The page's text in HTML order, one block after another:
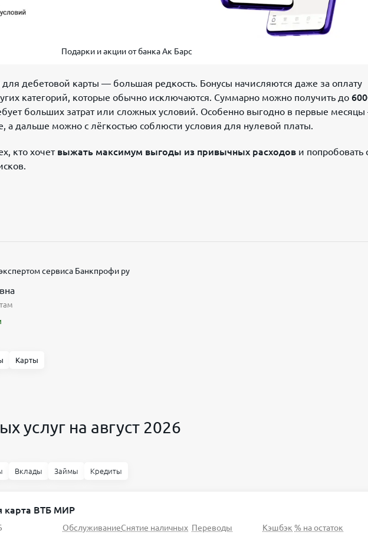
Подарки и акции от банка Ак Барс
дебетовой карты — большая редкость. Бонусы начисляются даже за оплату
категорий, которые обычно исключаются. Суммарно можно получить до
больших затрат или сложных условий. Особенно выгодно в первые
а дальше можно с лёгкостью соблюсти условия для нулевой платы.
кто хочет выжать максимум выгоды из привычных расходов и попробовать
сервиса Банкпрофи ру
Карты
услуг на август 2026
Вклады Займы Кредиты
карта ВТБ МИР
ОбслуживаниеСнятие наличных Переводы Кэшбэк % на остаток